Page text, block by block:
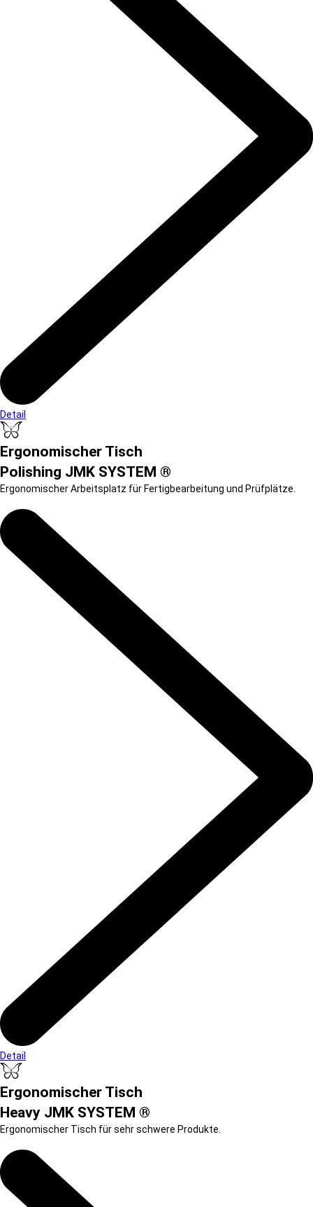
Detail
Ergonomischer Tisch
Polishing JMK SYSTEM ®
Ergonomischer Arbeitsplatz für Fertigbearbeitung und Prüfplätze.
Detail
Ergonomischer Tisch
Heavy JMK SYSTEM ®
Ergonomischer Tisch für sehr schwere Produkte.